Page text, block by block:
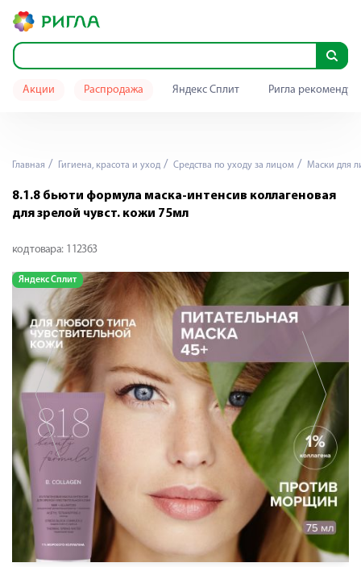
Акции Распродажа Яндекс Сплит Ригла
Главная Гигиена, красота и уход Средства по уходу за лицом Маски для
8.1.8 бьюти формула маска-интенсив коллагеновая
для зрелой чувст. кожи 75мл
код товара: 112363
Яндекс Сплит